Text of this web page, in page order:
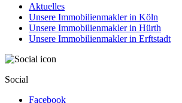
Aktuelles
Unsere Immobilienmakler in Köln
Unsere Immobilienmakler in Hürth
Unsere Immobilienmakler in Erftstadt
Social
Facebook